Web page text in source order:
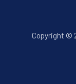
Copyright ©